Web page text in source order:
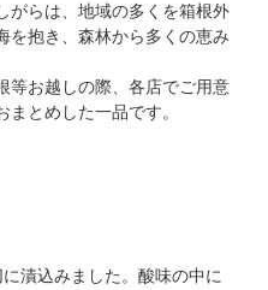
がらは、地域の多くを箱根外
を抱き、森林から多くの恵み
等お越しの際、各店でご用意
とめした一品です。
漬込みました。酸味の中に